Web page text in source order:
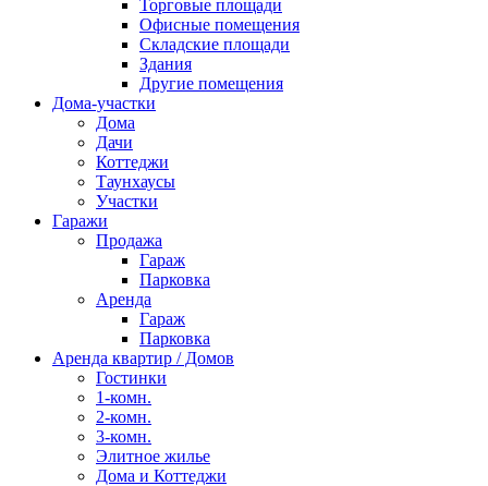
Торговые площади
Офисные помещения
Складские площади
Здания
Другие помещения
Дома-участки
Дома
Дачи
Коттеджи
Таунхаусы
Участки
Гаражи
Продажа
Гараж
Парковка
Аренда
Гараж
Парковка
Аренда квартир / Домов
Гостинки
1-комн.
2-комн.
3-комн.
Элитное жилье
Дома и Коттеджи